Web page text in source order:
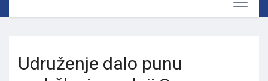
Udruženje dalo punu